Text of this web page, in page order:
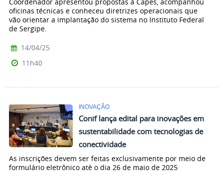
oficinas técnicas e conheceu diretrizes operacionais que
vão orientar a implantação do sistema no Instituto Federal
de Sergipe.
14/04/25
11h40
INOVAÇÃO
Conif lança edital para inovações em
sustentabilidade com tecnologias de
conectividade
As inscrições devem ser feitas exclusivamente por meio de
formulário eletrônico até o dia 26 de maio de 2025